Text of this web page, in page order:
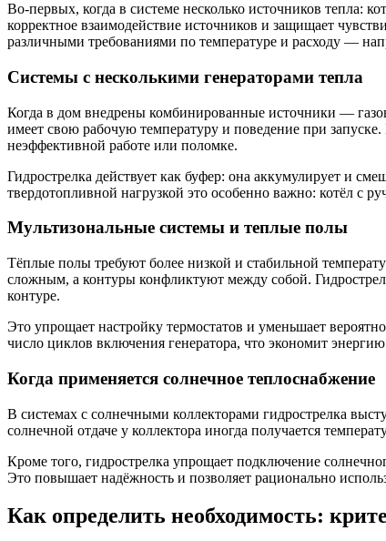
Во-первых, когда в системе несколько источников тепла:
корректное взаимодействие источников и защищает
различными требованиями по температуре и расходу —
Системы с несколькими генераторами тепла
Когда в дом внедрены комбинированные источники —
имеет свою рабочую температуру и поведение при
неэффективной работе или поломке.
Гидрострелка действует как буфер: она аккумулирует и
твердотопливной нагрузкой это особенно важно: котёл с
Мультизональные системы и теплые полы
Тёплые полы требуют более низкой и стабильной
сложным, а контуры конфликтуют между собой.
контуре.
Это упрощает настройку термостатов и уменьшает
число циклов включения генератора, что экономит
Когда применяется солнечное теплоснабжение
В системах с солнечными коллекторами гидрострелка
солнечной отдаче у коллектора иногда получается
Кроме того, гидрострелка упрощает подключение
Это повышает надёжность и позволяет рационально
Как определить необходимость: